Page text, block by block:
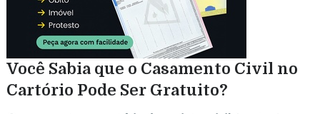
Você Sabia que o Casamento Civil no
Cartório Pode Ser Gratuito?